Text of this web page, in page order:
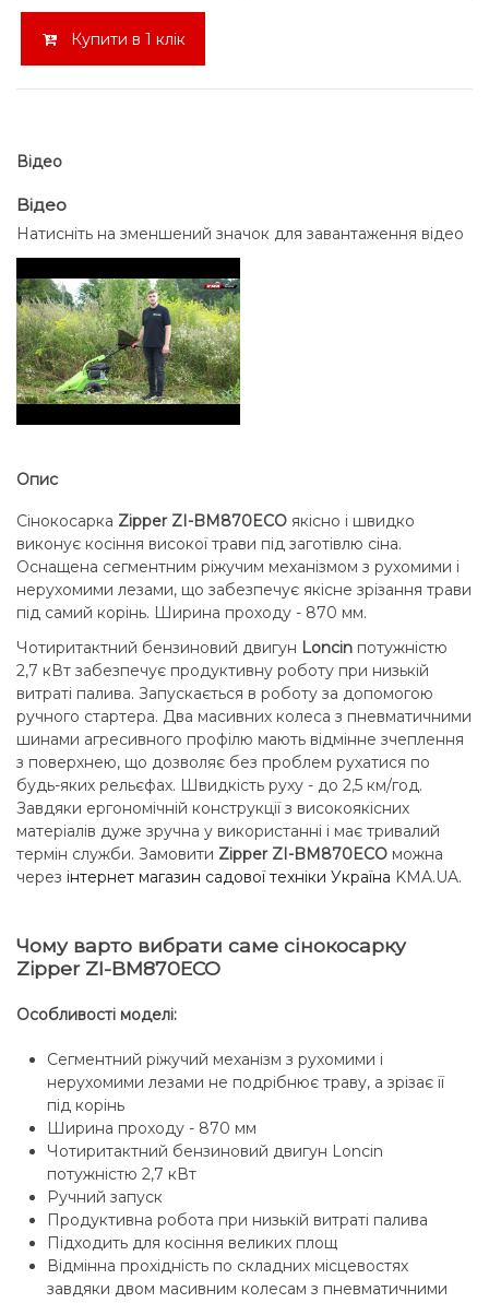
Купити в 1 клік
Відео
Відео
Натисніть на зменшений значок для завантаження відео
Опис
Сінокосарка Zipper ZI-BM870ECO якісно і швидко
виконує косіння високої трави під заготівлю сіна.
Оснащена сегментним ріжучим механізмом з рухомими і
нерухомими лезами, що забезпечує якісне зрізання трави
під самий корінь. Ширина проходу - 870 мм.
Чотиритактний бензиновий двигун Loncin потужністю
2,7 кВт забезпечує продуктивну роботу при низькій
витраті палива. Запускається в роботу за допомогою
ручного стартера. Два масивних колеса з пневматичними
шинами агресивного профілю мають відмінне зчеплення
з поверхнею, що дозволяє без проблем рухатися по
будь-яких рельєфах. Швидкість руху - до 2,5 км/год.
Завдяки ергономічній конструкції з високоякісних
матеріалів дуже зручна у використанні і має тривалий
термін служби. Замовити Zipper ZI-BM870ECO можна
через інтернет магазин садової техніки Україна KMA.UA.
Чому варто вибрати саме сінокосарку
Zipper ZI-BM870ECO
Особливості моделі:
Сегментний ріжучий механізм з рухомими і
нерухомими лезами не подрібнює траву, а зрізає її
під корінь
Ширина проходу - 870 мм
Чотиритактний бензиновий двигун Loncin
потужністю 2,7 кВт
Ручний запуск
Продуктивна робота при низькій витраті палива
Підходить для косіння великих площ
Відмінна прохідність по складних місцевостях
завдяки двом масивним колесам з пневматичними